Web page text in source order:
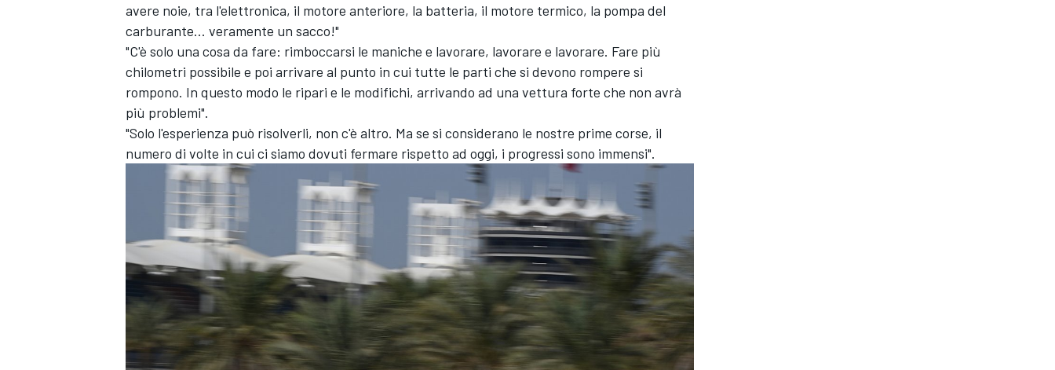
ENDURANCE/GT
avere noie, tra l'elettronica, il motore anteriore, la batteria, il motore termico, la pompa del
carburante... veramente un sacco!"
"C'è solo una cosa da fare: rimboccarsi le maniche e lavorare, lavorare e lavorare. Fare più
chilometri possibile e poi arrivare al punto in cui tutte le parti che si devono rompere si
rompono. In questo modo le ripari e le modifichi, arrivando ad una vettura forte che non avrà
più problemi".
"Solo l'esperienza può risolverli, non c'è altro. Ma se si considerano le nostre prime corse, il
numero di volte in cui ci siamo dovuti fermare rispetto ad oggi, i progressi sono immensi".